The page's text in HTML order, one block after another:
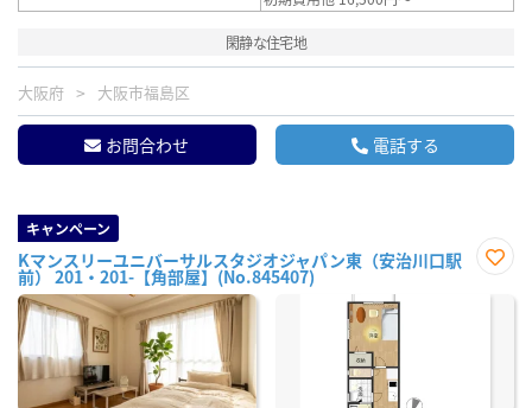
閑静な住宅地
大阪府 大阪市福島区
お問合わせ 電話する
キャンペーン
Kマンスリーユニバーサルスタジオジャパン東（安治川口駅
前） 201・201-【角部屋】(No.845407)
に入